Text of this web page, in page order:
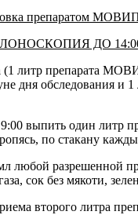
препаратом
ДО
(1 литр препарата
дня обследования и 1
выпить один литр
по стакану
любой разрешенной
сок без мякоти,
второго литра